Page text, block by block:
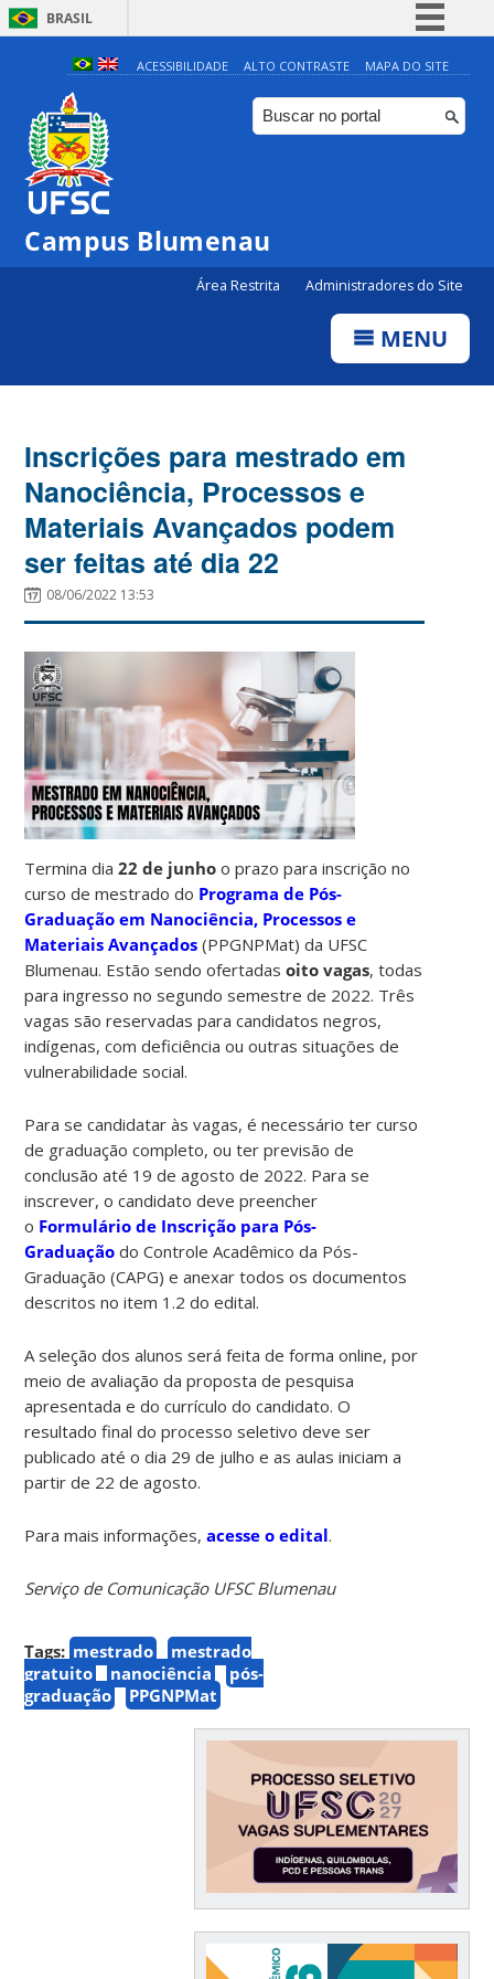
BRASIL
Simplifique!
Comunica BR
Participe
ACESSIBILIDADE ALTO CONTRASTE MAPA DO SITE
Campus Blumenau
Área Restrita Administradores do Site
MENU
Inscrições para mestrado em
Nanociência, Processos e
Materiais Avançados podem
ser feitas até dia 22
08/06/2022 13:53
Termina dia22 de junho o prazo para inscrição no
curso de mestrado do Programa de Pós-
Graduação em Nanociência, Processos e
Materiais Avançados (PPGNPMat) da UFSC
Blumenau. Estão sendo ofertadasoito vagas, todas
para ingresso no segundo semestre de 2022. Três
vagas são reservadas para candidatos negros,
indígenas, com deficiência ou outras situações de
vulnerabilidade social.
Para se candidatar às vagas, é necessário ter curso
de graduação completo, ou ter previsão de
conclusão até 19 de agosto de 2022. Para se
inscrever, o candidato deve preencher
o Formulário de Inscrição para Pós-
Graduação do Controle Acadêmico da Pós-
Graduação (CAPG) e anexar todos os documentos
descritos no item 1.2 do edital.
A seleção dos alunos será feita de forma online, por
meio de avaliação da proposta de pesquisa
apresentada e do currículo do candidato. O
resultado final do processo seletivo deve ser
publicado até o dia 29 de julho e as aulas iniciam a
partir de 22 de agosto.
Para mais informações,acesse o edital.
Serviço de Comunicação UFSC Blumenau
Tags: mestrado
mestrado
gratuito
nanociência
pós-
graduação
PPGNPMat